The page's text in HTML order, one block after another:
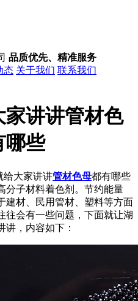
品质优先、精准服务
态 关于我们 联系我们
讲讲管材色
哪些
大家讲讲管材色母都有哪些
分子材料着色剂。节约能量
建材、民用管材、塑料等方面
往会有一些问题，下面就让湖
讲，内容如下：